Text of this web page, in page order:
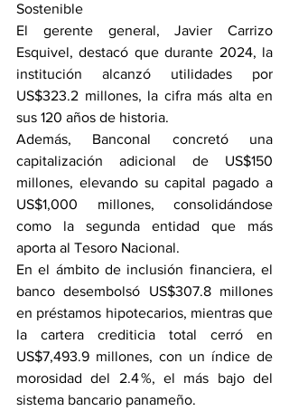
Sostenible
El gerente general, Javier Carrizo
Esquivel, destacó que durante 2024, la
institución alcanzó utilidades por
US$323.2 millones, la cifra más alta en
sus 120 años de historia.
Además, Banconal concretó una
capitalización adicional de US$150
millones, elevando su capital pagado a
US$1,000 millones, consolidándose
como la segunda entidad que más
aporta al Tesoro Nacional.
En el ámbito de inclusión financiera, el
banco desembolsó US$307.8 millones
en préstamos hipotecarios, mientras que
la cartera crediticia total cerró en
US$7,493.9 millones, con un índice de
morosidad del 2.4 %, el más bajo del
sistema bancario panameño.